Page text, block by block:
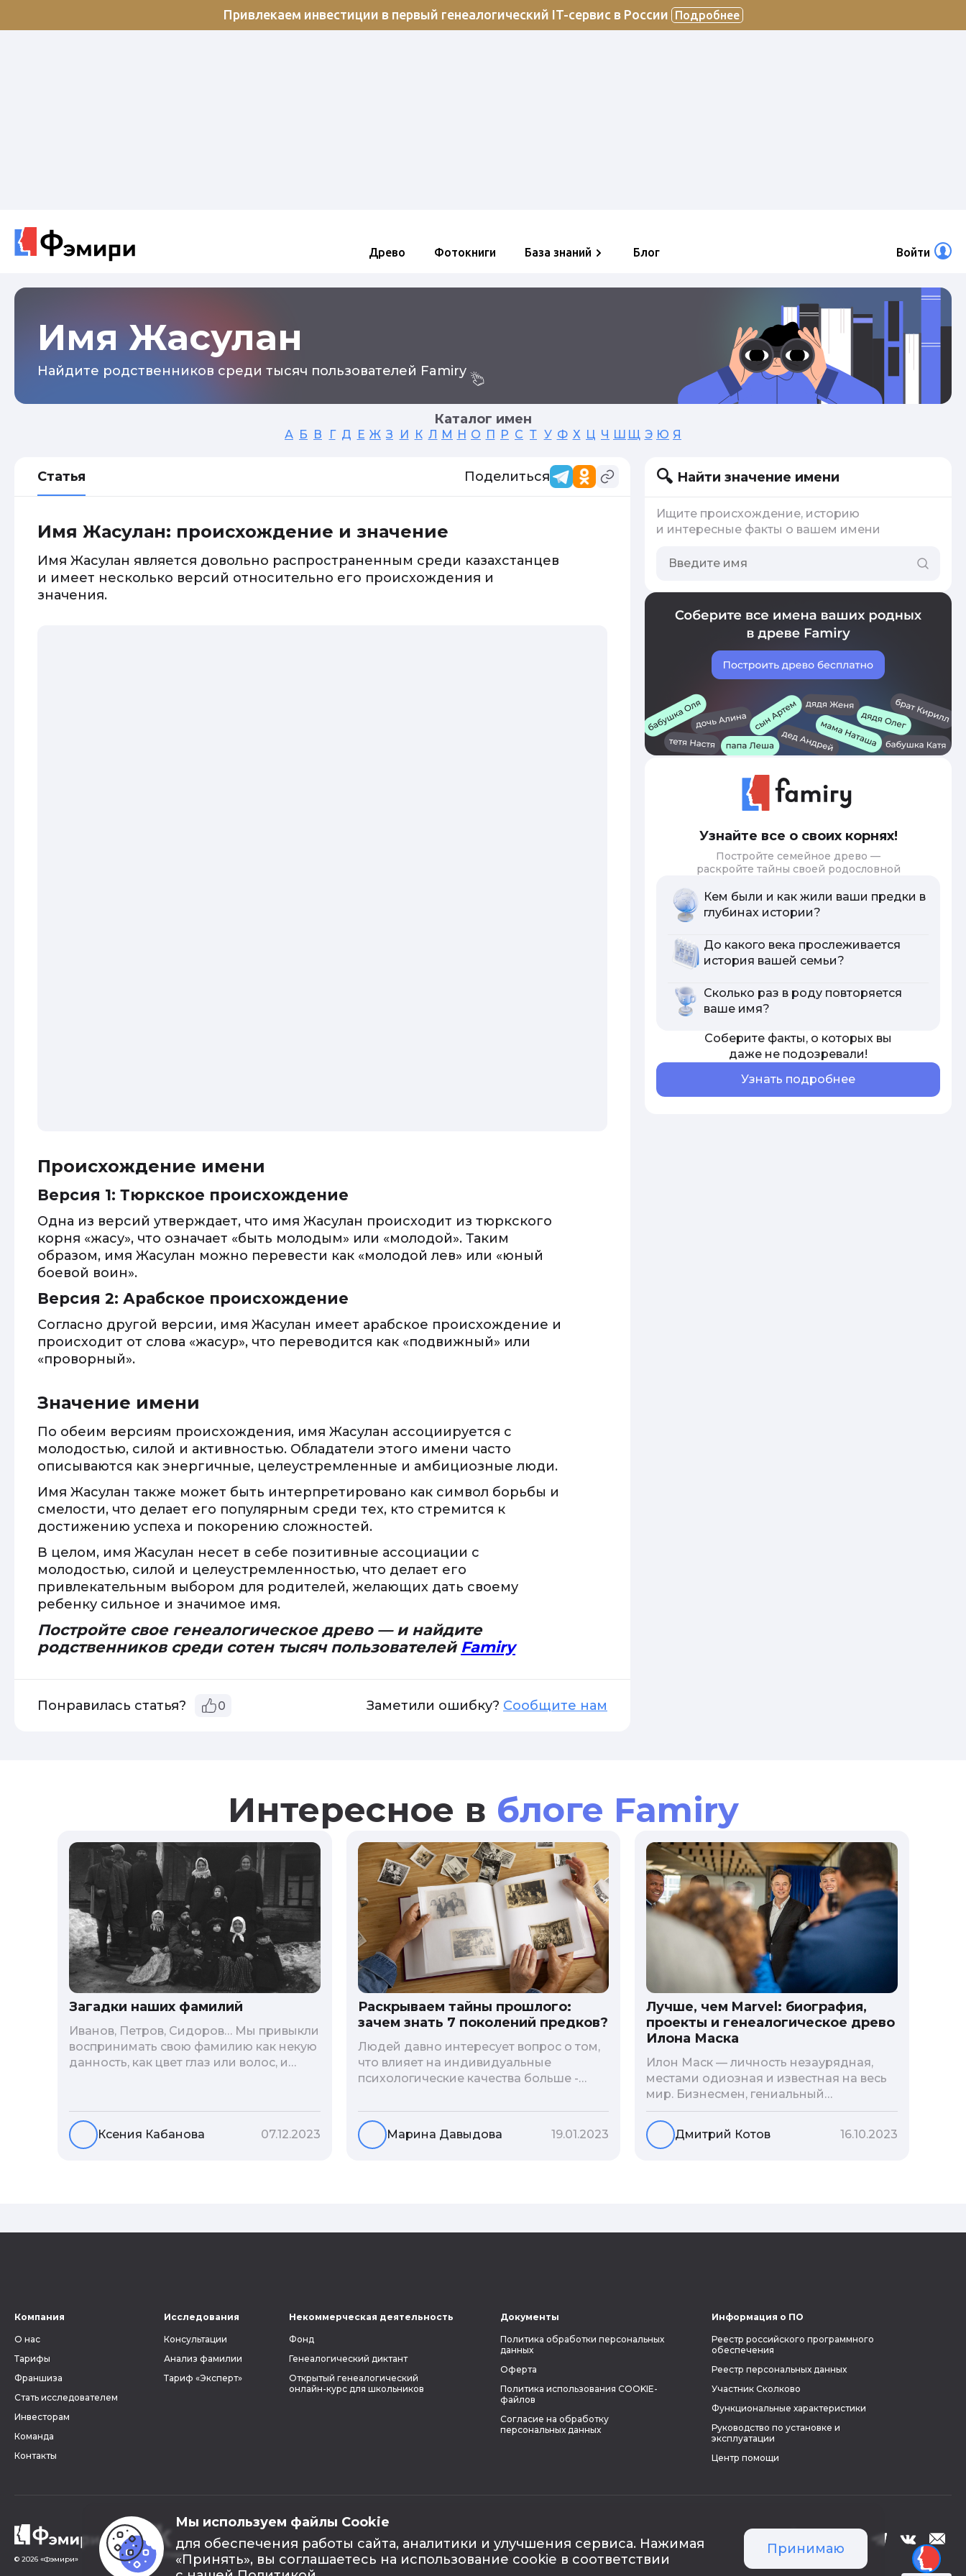
Привлекаем инвестиции в первый генеалогический IT-сервис в России Подробнее
Древо Фотокниги База знаний Блог Войти
Имя Жасулан
Найдите родственников среди тысяч пользователей Famiry
Каталог имен
А Б В Г Д Е Ж З И К Л М Н О П Р С Т У Ф Х Ц Ч Ш Щ Э Ю Я
Статья Поделиться
Имя Жасулан: происхождение и значение
Имя Жасулан является довольно распространенным среди казахстанцев
и имеет несколько версий относительно его происхождения и
значения.
Происхождение имени
Версия 1: Тюркское происхождение
Одна из версий утверждает, что имя Жасулан происходит из тюркского
корня «жасу», что означает «быть молодым» или «молодой». Таким
образом, имя Жасулан можно перевести как «молодой лев» или «юный
боевой воин».
Версия 2: Арабское происхождение
Согласно другой версии, имя Жасулан имеет арабское происхождение и
происходит от слова «жасур», что переводится как «подвижный» или
«проворный».
Значение имени
По обеим версиям происхождения, имя Жасулан ассоциируется с
молодостью, силой и активностью. Обладатели этого имени часто
описываются как энергичные, целеустремленные и амбициозные люди.
Имя Жасулан также может быть интерпретировано как символ борьбы и
смелости, что делает его популярным среди тех, кто стремится к
достижению успеха и покорению сложностей.
В целом, имя Жасулан несет в себе позитивные ассоциации с
молодостью, силой и целеустремленностью, что делает его
привлекательным выбором для родителей, желающих дать своему
ребенку сильное и значимое имя.
Постройте свое генеалогическое древо — и найдите
родственников среди сотен тысяч пользователей Famiry
Понравилась статья? 0 Заметили ошибку? Сообщите нам
Найти значение имени
Ищите происхождение, историю
и интересные факты о вашем имени
Узнайте все о своих корнях!
Постройте семейное древо —
раскройте тайны своей родословной
Кем были и как жили ваши предки в
глубинах истории?
До какого века прослеживается
история вашей семьи?
Сколько раз в роду повторяется
ваше имя?
Соберите факты, о которых вы
даже не подозревали!
Узнать подробнее
Интересное в блоге Famiry
Загадки наших фамилий
Иванов, Петров, Сидоров… Мы привыкли
воспринимать свою фамилию как некую
данность, как цвет глаз или волос, и
неблагозвучной или, наоборот,
«дворянской» фамилией, и какие
секреты она может раскрыть о судьбе
Ксения Кабанова 07.12.2023
Раскрываем тайны прошлого:
зачем знать 7 поколений предков?
Людей давно интересует вопрос о том,
что влияет на индивидуальные
психологические качества больше -
человека. В астрологической практике
существует понятие геноскоп - влияние
семи поколений предков на судьбу
Марина Давыдова 19.01.2023
Лучше, чем Marvel: биография,
проекты и генеалогическое древо
Илона Маска
Илон Маск — личность незаурядная,
местами одиозная и известная на весь
мир. Бизнесмен, гениальный
изобретатель и миллиардер, живой
прообраз экранного Железного
человека — настоящий супергерой в
поделиться с читателями блога фактами
Дмитрий Котов 16.10.2023
Компания
О нас
Тарифы
Франшиза
Стать исследователем
Инвесторам
Команда
Контакты
Исследования
Консультации
Анализ фамилии
Тариф «Эксперт»
Некоммерческая деятельность
Фонд
Генеалогический диктант
Открытый генеалогический
онлайн-курс для школьников
Документы
Политика обработки персональных
данных
Оферта
Политика использования COOKIE-
файлов
Согласие на обработку
персональных данных
Информация о ПО
Реестр российского программного
обеспечения
Реестр персональных данных
Участник Сколково
Функциональные характеристики
Руководство по установке и
эксплуатации
Центр помощи
© 2026 «Фэмири»
Мы используем файлы Cookie
для обеспечения работы сайта, аналитики и улучшения сервиса. Нажимая
«Принять», вы соглашаетесь на использование cookie в соответствии
Принимаю